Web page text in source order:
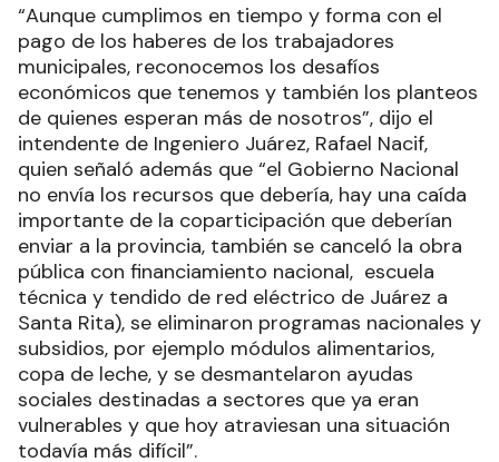
“Aunque cumplimos en tiempo y forma con el
pago de los haberes de los trabajadores
municipales, reconocemos los desafíos
económicos que tenemos y también los planteos
de quienes esperan más de nosotros”, dijo el
intendente de Ingeniero Juárez, Rafael Nacif,
quien señaló además que “el Gobierno Nacional
no envía los recursos que debería, hay una caída
importante de la coparticipación que deberían
enviar a la provincia, también se canceló la obra
pública con financiamiento nacional, escuela
técnica y tendido de red eléctrico de Juárez a
Santa Rita), se eliminaron programas nacionales y
subsidios, por ejemplo módulos alimentarios,
copa de leche, y se desmantelaron ayudas
sociales destinadas a sectores que ya eran
vulnerables y que hoy atraviesan una situación
todavía más difícil”.